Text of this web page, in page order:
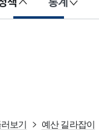
리집입니다.
보기 예산 길라잡이